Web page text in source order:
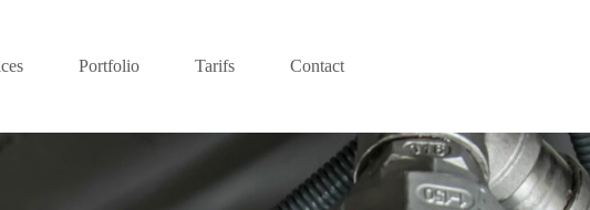
Portfolio Tarifs Contact